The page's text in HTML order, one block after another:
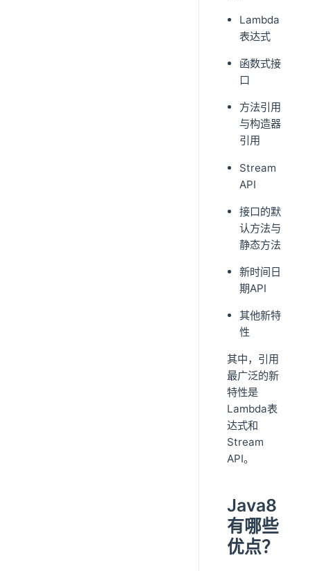
Lambda
表达式
函数式接
口
方法引用
与构造器
引用
Stream
API
接口的默
认方法与
静态方法
新时间日
期API
其他新特
性
其中，引用
最广泛的新
特性是
Lambda表
达式和
Stream
API。
Java8
有哪些
优点？